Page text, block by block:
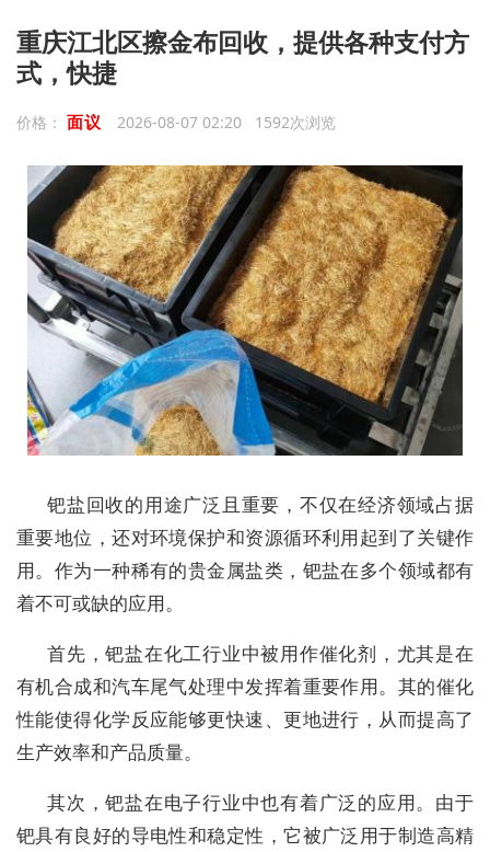
重庆江北区擦金布回收，提供各种支付方
式，快捷
价格： 面议 2026-08-07 02:20 1592次浏览
钯盐回收的用途广泛且重要，不仅在经济领域占据
重要地位，还对环境保护和资源循环利用起到了关键作
用。作为一种稀有的贵金属盐类，钯盐在多个领域都有
着不可或缺的应用。
首先，钯盐在化工行业中被用作催化剂，尤其是在
有机合成和汽车尾气处理中发挥着重要作用。其的催化
性能使得化学反应能够更快速、更地进行，从而提高了
生产效率和产品质量。
其次，钯盐在电子行业中也有着广泛的应用。由于
钯具有良好的导电性和稳定性，它被广泛用于制造高精